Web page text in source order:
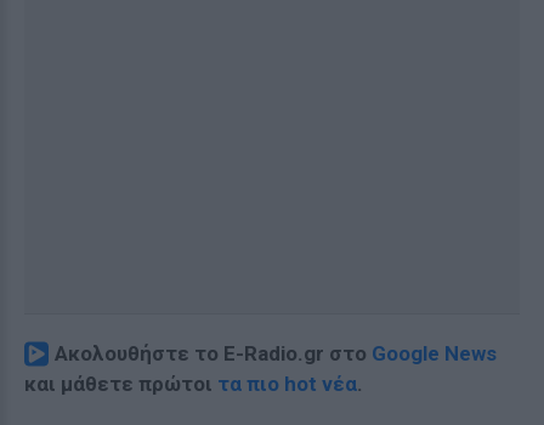
Ακολουθήστε το E-Radio.gr στο Google News
και μάθετε πρώτοι τα πιο hot νέα.